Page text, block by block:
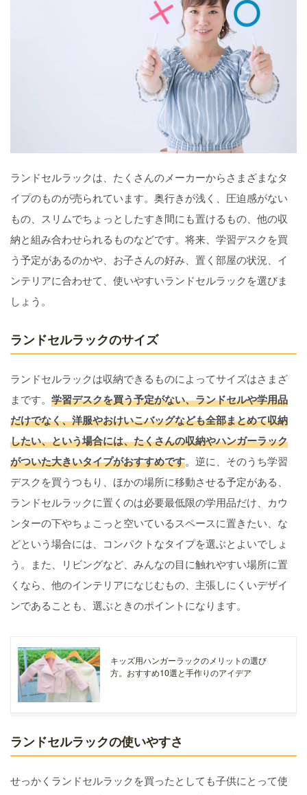
ランドセルラックは、たくさんのメーカーからさまざまなタ
イプのものが売られています。奥行きが浅く、圧迫感がない
もの、スリムでちょっとしたすき間にも置けるもの、他の収
納と組み合わせられるものなどです。将来、学習デスクを買
う予定があるのかや、お子さんの好み、置く部屋の状況、イ
ンテリアに合わせて、使いやすいランドセルラックを選びま
しょう。
ランドセルラックのサイズ
ランドセルラックは収納できるものによってサイズはさまざ
まです。 学習デスクを買う予定がない、ランドセルや学用品
だけでなく、洋服やおけいこバッグなども全部まとめて収納
したい、という場合には、たくさんの収納やハンガーラック
がついた大きいタイプがおすすめです。逆に、そのうち学習
デスクを買うつもり、ほかの場所に移動させる予定がある、
ランドセルラックに置くのは必要最低限の学用品だけ、カウ
ンターの下やちょこっと空いているスペースに置きたい、な
どという場合には、コンパクトなタイプを選ぶとよいでしょ
う。また、リビングなど、みんなの目に触れやすい場所に置
くなら、他のインテリアになじむもの、主張しにくいデザイ
ンであることも、選ぶときのポイントになります。
キッズ用ハンガーラックのメリットの選び
方。おすすめ10選と手作りのアイデア
ランドセルラックの使いやすさ
せっかくランドセルラックを買ったとしても子供にとって使